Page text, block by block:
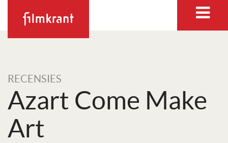
RECENSIES
Azart Come Make
Art